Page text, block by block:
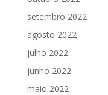
setembro 2022
agosto 2022
julho 2022
junho 2022
maio 2022